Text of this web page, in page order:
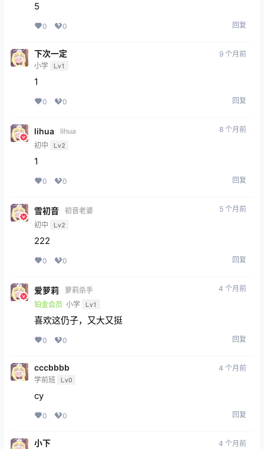
5
0 0 回复
下次一定
小学 Lv1
9 个月前
1
0 0 回复
lihua
lihua
初中
Lv2
8 个月前
1
0 0 回复
雪初音
初音老婆
初中
Lv2
5 个月前
222
0 0 回复
爱萝莉
萝莉杀手
铂金会员 小学 Lv1
4 个月前
喜欢这仍子，又大又挺
0 0 回复
cccbbbb
学前班 Lv0
4 个月前
cy
0 0 回复
小下 4 个月前